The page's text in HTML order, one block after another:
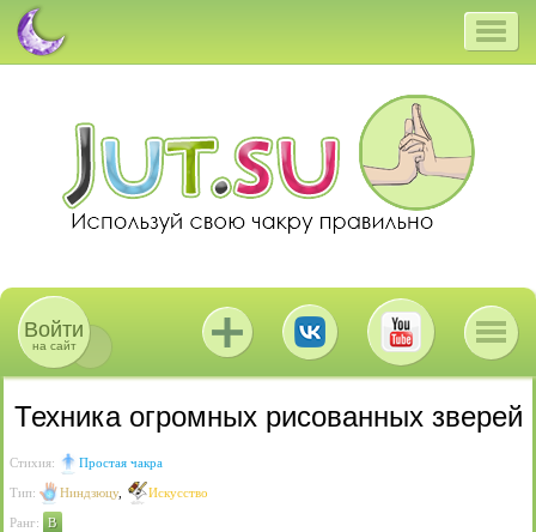
Войти
на сайт
Техника огромных рисованных зверей
Стихия: Простая чакра
Тип: Ниндзюцу, Искусство
Ранг: B